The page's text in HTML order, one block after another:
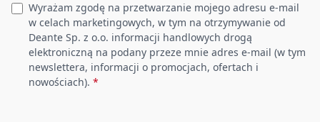
Ilość funkcji 3
Anti-calc Tak
Wąż
Wyrażam zgodę na przetwarzanie mojego adresu e-mail
w celach marketingowych, w tym na otrzymywanie od
Deante Sp. z o.o. informacji handlowych drogą
elektroniczną na podany przeze mnie adres e-mail (w tym
newslettera, informacji o promocjach, ofertach i
nowościach). *